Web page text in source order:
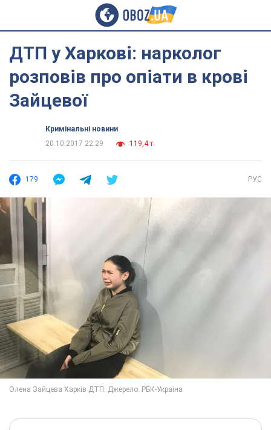
ДТП у Харкові: нарколог
розповів про опіати ​​в крові
Зайцевої
Кримінальні новини
20.10.2017 22:29
119,4 т.
179 РУС